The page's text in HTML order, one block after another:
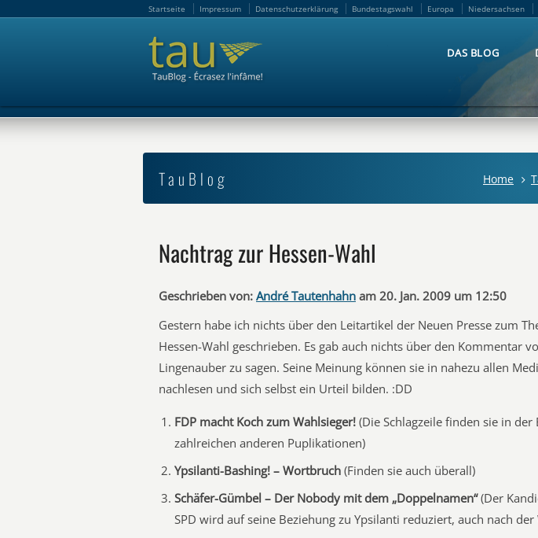
Startseite Impressum Datenschutzerklärung Bundestagswahl Europa Niedersachsen
DAS BLOG
TauBlog Home
Nachtrag zur Hessen-Wahl
Geschrieben von: André Tautenhahn am 20. Jan. 2009 um 12:50
Gestern habe ich nichts über den Leitartikel der Neuen Presse zum
Hessen-Wahl geschrieben. Es gab auch nichts über den Kommentar
Lingenauber zu sagen. Seine Meinung können sie in nahezu allen
nachlesen und sich selbst ein Urteil bilden. :DD
FDP macht Koch zum Wahlsieger! (Die Schlagzeile finden sie in der
zahlreichen anderen Puplikationen)
Ypsilanti-Bashing! – Wortbruch (Finden sie auch überall)
Schäfer-Gümbel – Der Nobody mit dem „Doppelnamen“(Der
SPD wird auf seine Beziehung zu Ypsilanti reduziert, auch nach der
Startseite Impressum Datenschutzerklärung Bundestagswahl Europa Niedersachsen
DAS BLOG